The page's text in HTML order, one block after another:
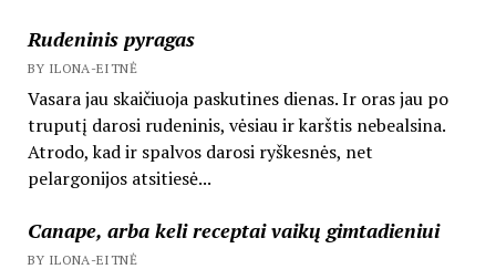
Rudeninis pyragas
BY ILONA-EITNĖ
Vasara jau skaičiuoja paskutines dienas. Ir oras jau po
truputį darosi rudeninis, vėsiau ir karštis nebealsina.
Atrodo, kad ir spalvos darosi ryškesnės, net
pelargonijos atsitiesė...
Canape, arba keli receptai vaikų gimtadieniui
BY ILONA-EITNĖ